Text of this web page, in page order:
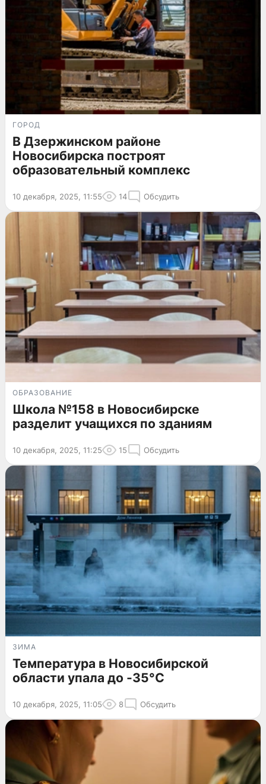
ГОРОД
В Дзержинском районе
Новосибирска построят
образовательный комплекс
10 декабря, 2025, 11:55 14 Обсудить
ОБРАЗОВАНИЕ
Школа №158 в Новосибирске
разделит учащихся по зданиям
10 декабря, 2025, 11:25 15 Обсудить
ЗИМА
Температура в Новосибирской
области упала до -35°C
10 декабря, 2025, 11:05 8 Обсудить